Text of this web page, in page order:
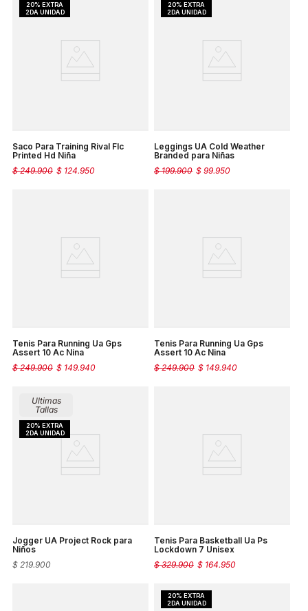
Saco Para Training Rival Flc
Printed Hd Niña
$ 124.950
$ 249.900
Leggings UA Cold Weather
Branded para Niñas
$ 99.950
$ 199.900
Tenis Para Running Ua Gps
Assert 10 Ac Nina
$ 149.940
$ 249.900
Tenis Para Running Ua Gps
Assert 10 Ac Nina
$ 149.940
$ 249.900
Ultimas
Tallas
Jogger UA Project Rock para
Niños
$ 219.900
Tenis Para Basketball Ua Ps
Lockdown 7 Unisex
$ 164.950
$ 329.900